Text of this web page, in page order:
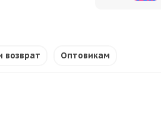
возврат Оптовикам